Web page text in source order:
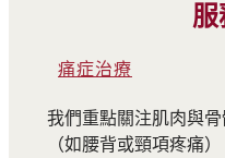
服
痛症治療
我們重點關注肌肉與
（如腰背或頸項疼痛